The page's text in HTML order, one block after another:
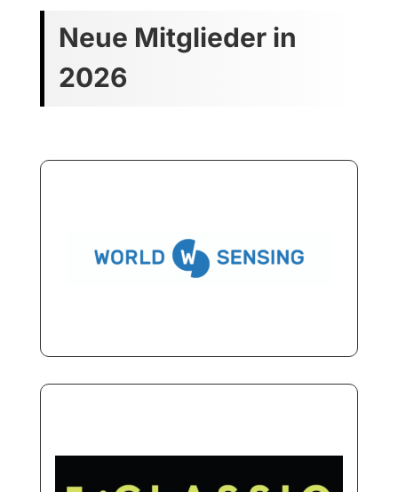
Neue Mitglieder in
2026